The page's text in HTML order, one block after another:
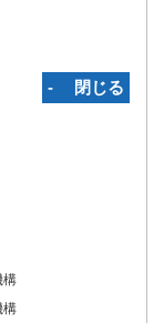
‐ 閉じる
構
構